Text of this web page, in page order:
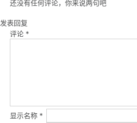
还没有任何评论，你来说两句吧
发表回复
评论 *
显示名称 *